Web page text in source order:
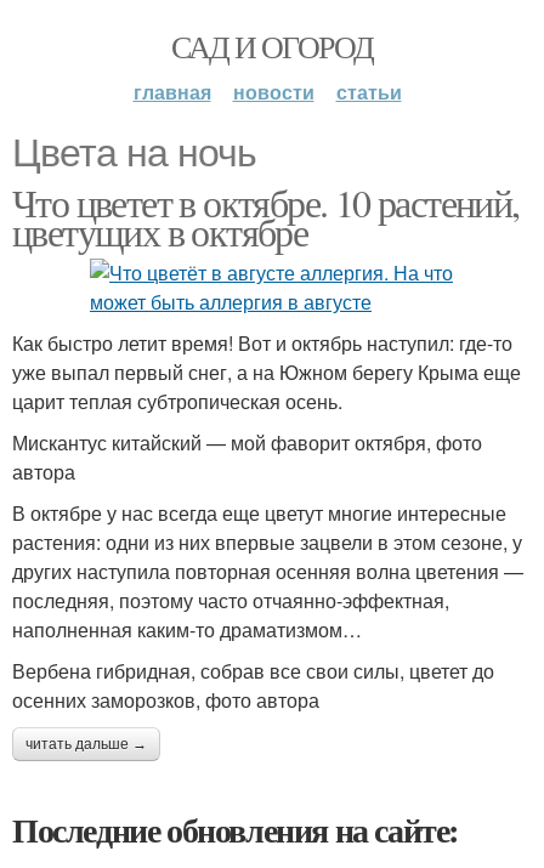
САД И ОГОРОД
главная новости статьи
Цвета на ночь
Что цветет в октябре. 10 растений,
цветущих в октябре
Как быстро летит время! Вот и октябрь наступил: где-то
уже выпал первый снег, а на Южном берегу Крыма еще
царит теплая субтропическая осень.
Мискантус китайский — мой фаворит октября, фото
автора
В октябре у нас всегда еще цветут многие интересные
растения: одни из них впервые зацвели в этом сезоне, у
других наступила повторная осенняя волна цветения —
последняя, поэтому часто отчаянно-эффектная,
наполненная каким-то драматизмом…
Вербена гибридная, собрав все свои силы, цветет до
осенних заморозков, фото автора
читать дальше →
Последние обновления на сайте: